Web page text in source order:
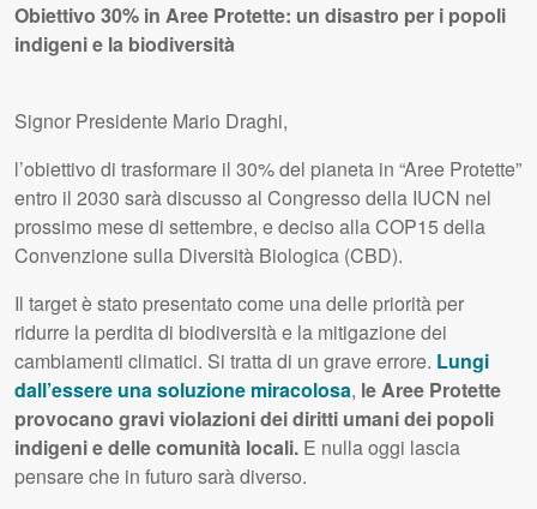
Obiettivo 30% in Aree Protette: un disastro per i popoli
indigeni e la biodiversità
Signor Presidente Mario Draghi,
l’obiettivo di trasformare il 30% del pianeta in “Aree Protette”
entro il 2030 sarà discusso al Congresso della IUCN nel
prossimo mese di settembre, e deciso alla COP15 della
Convenzione sulla Diversità Biologica (CBD).
Il target è stato presentato come una delle priorità per
ridurre la perdita di biodiversità e la mitigazione dei
cambiamenti climatici. Si tratta di un grave errore. Lungi
dall’essere una soluzione miracolosa, le Aree Protette
provocano gravi violazioni dei diritti umani dei popoli
indigeni e delle comunità locali. E nulla oggi lascia
pensare che in futuro sarà diverso.